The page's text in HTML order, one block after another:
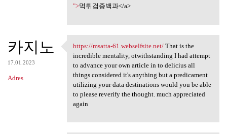
">먹튀검증백과</a>
카지노
17.01.2023
Adres
https://msatta-61.webselfsite
https://msatta-61.webselfsite.net/That is the
incredible mentality, otwithstanding I had attempt
to advance your own article in to delicius all
things considered it's anything but a predicament
utilizing your data destinations would you be able
to please reverify the thought. much appreciated
again